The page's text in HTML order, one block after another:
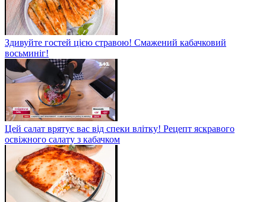
Здивуйте гостей цією стравою! Смажений кабачковий
восьминіг!
Цей салат врятує вас від спеки влітку! Рецепт яскравого
освіжного салату з кабачком